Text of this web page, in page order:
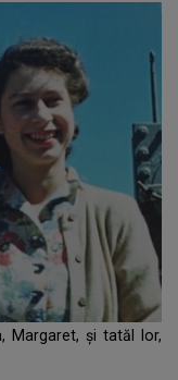
Margaret, şi tatăl lor,